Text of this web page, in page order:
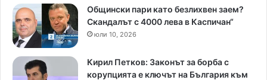
Общински пари като безлихвен заем?
Скандалът с 4000 лева в Каспичан“
юли 10, 2026
Кирил Петков: Законът за борба с
корупцията е ключът на България към